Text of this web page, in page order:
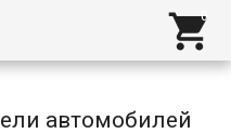

автомобилей